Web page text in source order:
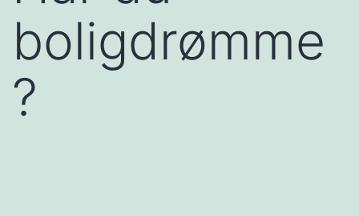
boligdrømme
?